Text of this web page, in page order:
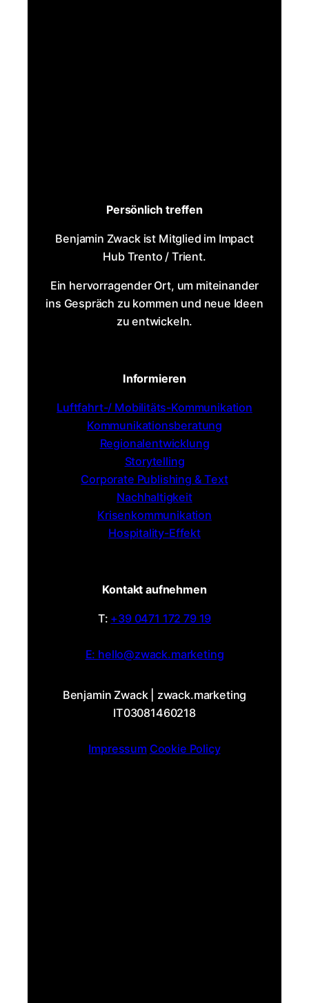
Persönlich treffen
Benjamin Zwack ist Mitglied im Impact
Hub Trento / Trient.
Ein hervorragender Ort, um miteinander
ins Gespräch zu kommen und neue Ideen
zu entwickeln.
Informieren
Luftfahrt-/ Mobilitäts-Kommunikation
Kommunikationsberatung
Regionalentwicklung
Storytelling
Corporate Publishing & Text
Nachhaltigkeit
Krisenkommunikation
Hospitality-Effekt
Kontakt aufnehmen
T: +39 0471 172 79 19
E: hello@zwack.marketing
Benjamin Zwack | zwack.marketing
IT03081460218
Impressum Cookie Policy